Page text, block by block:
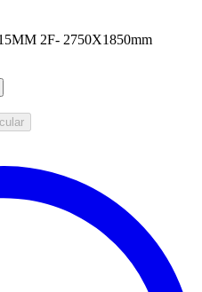
2F- 2750X1850mm